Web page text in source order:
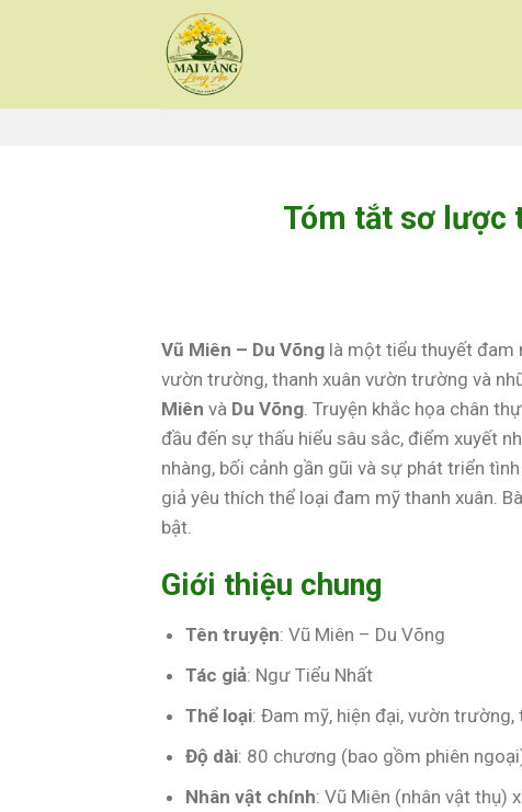
Tóm tắt sơ lược
Vũ Miên – Du Võng là một tiểu thuyết đam
vườn trường, thanh xuân vườn trường và
Miên và Du Võng . Truyện khắc họa chân
đầu đến sự thấu hiểu sâu sắc, điểm xuyết
nhàng, bối cảnh gần gũi và sự phát triển
giả yêu thích thể loại đam mỹ thanh xuân.
bật.
Giới thiệu chung
Tên truyện: Vũ Miên – Du Võng
Tác giả: Ngư Tiểu Nhất
Thể loại: Đam mỹ, hiện đại, vườn
Độ dài: 80 chương (bao gồm phiên
Nhân vật chính: Vũ Miên (nhân vật thụ)